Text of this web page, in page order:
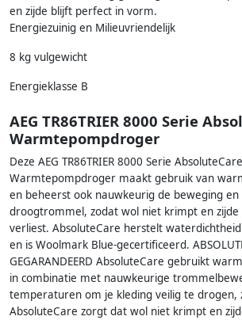
en zijde blijft perfect in vorm.
Energiezuinig en Milieuvriendelijk
8 kg vulgewicht
Energieklasse B
AEG TR86TRIER 8000 Serie
Warmtepompdroger
Deze AEG TR86TRIER 8000 Serie AbsoluteCare
Warmtepompdroger maakt gebruik van
en beheerst ook nauwkeurig de beweging
droogtrommel, zodat wol niet krimpt en
verliest. AbsoluteCare herstelt
en is Woolmark Blue-gecertificeerd.
GEGARANDEERD AbsoluteCare gebruikt
in combinatie met nauwkeurige
temperaturen om je kleding veilig te drogen,
AbsoluteCare zorgt dat wol niet krimpt en